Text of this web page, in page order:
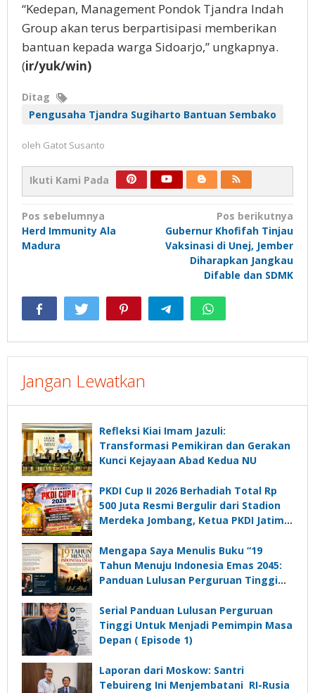
“Kedepan, Management Pondok Tjandra Indah
Group akan terus berpartisipasi memberikan
bantuan kepada warga Sidoarjo,” ungkapnya.
(ir/yuk/win)
Ditag
Pengusaha Tjandra Sugiharto Bantuan Sembako
oleh Gatot Susanto
Ikuti Kami Pada
Navigasi
pos
Pos sebelumnya
Herd Immunity Ala
Madura
Pos berikutnya
Gubernur Khofifah Tinjau
Vaksinasi di Unej, Jember
Diharapkan Jangkau
Difable dan SDMK
Jangan Lewatkan
Refleksi Kiai Imam Jazuli:
Transformasi Pemikiran dan Gerakan
Kunci Kejayaan Abad Kedua NU
PKDI Cup II 2026 Berhadiah Total Rp
500 Juta Resmi Bergulir dari Stadion
Merdeka Jombang, Ketua PKDI Jatim:
Komunikasi Kades untuk Memajukan
Desa
Mengapa Saya Menulis Buku “19
Tahun Menuju Indonesia Emas 2045:
Panduan Lulusan Perguruan Tinggi
Depan”?
Serial Panduan Lulusan Perguruan
Tinggi Untuk Menjadi Pemimpin Masa
Depan ( Episode 1)
Laporan dari Moskow: Santri
Tebuireng Ini Menjembatani RI-Rusia